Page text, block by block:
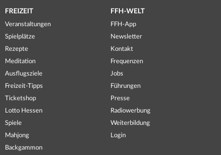
FREIZEIT
Veranstaltungen
Spielplätze
Rezepte
Meditation
Ausflugsziele
Freizeit-Tipps
Ticketshop
Lotto Hessen
Spiele
Mahjong
Backgammon
FFH-WELT
FFH-App
Newsletter
Kontakt
Frequenzen
Jobs
Führungen
Presse
Radiowerbung
Weiterbildung
Login